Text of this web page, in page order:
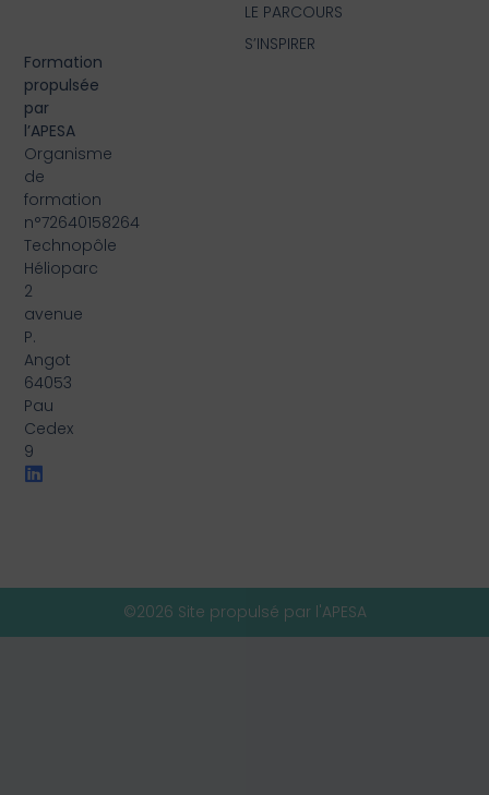
Formation
propulsée
par
l’APESA
Organisme
de
formation
n°72640158264
Technopôle
Hélioparc
2
avenue
P.
Angot
64053
Pau
Cedex
9
LE PARCOURS
S’INSPIRER
©2026 Site propulsé par l'APESA